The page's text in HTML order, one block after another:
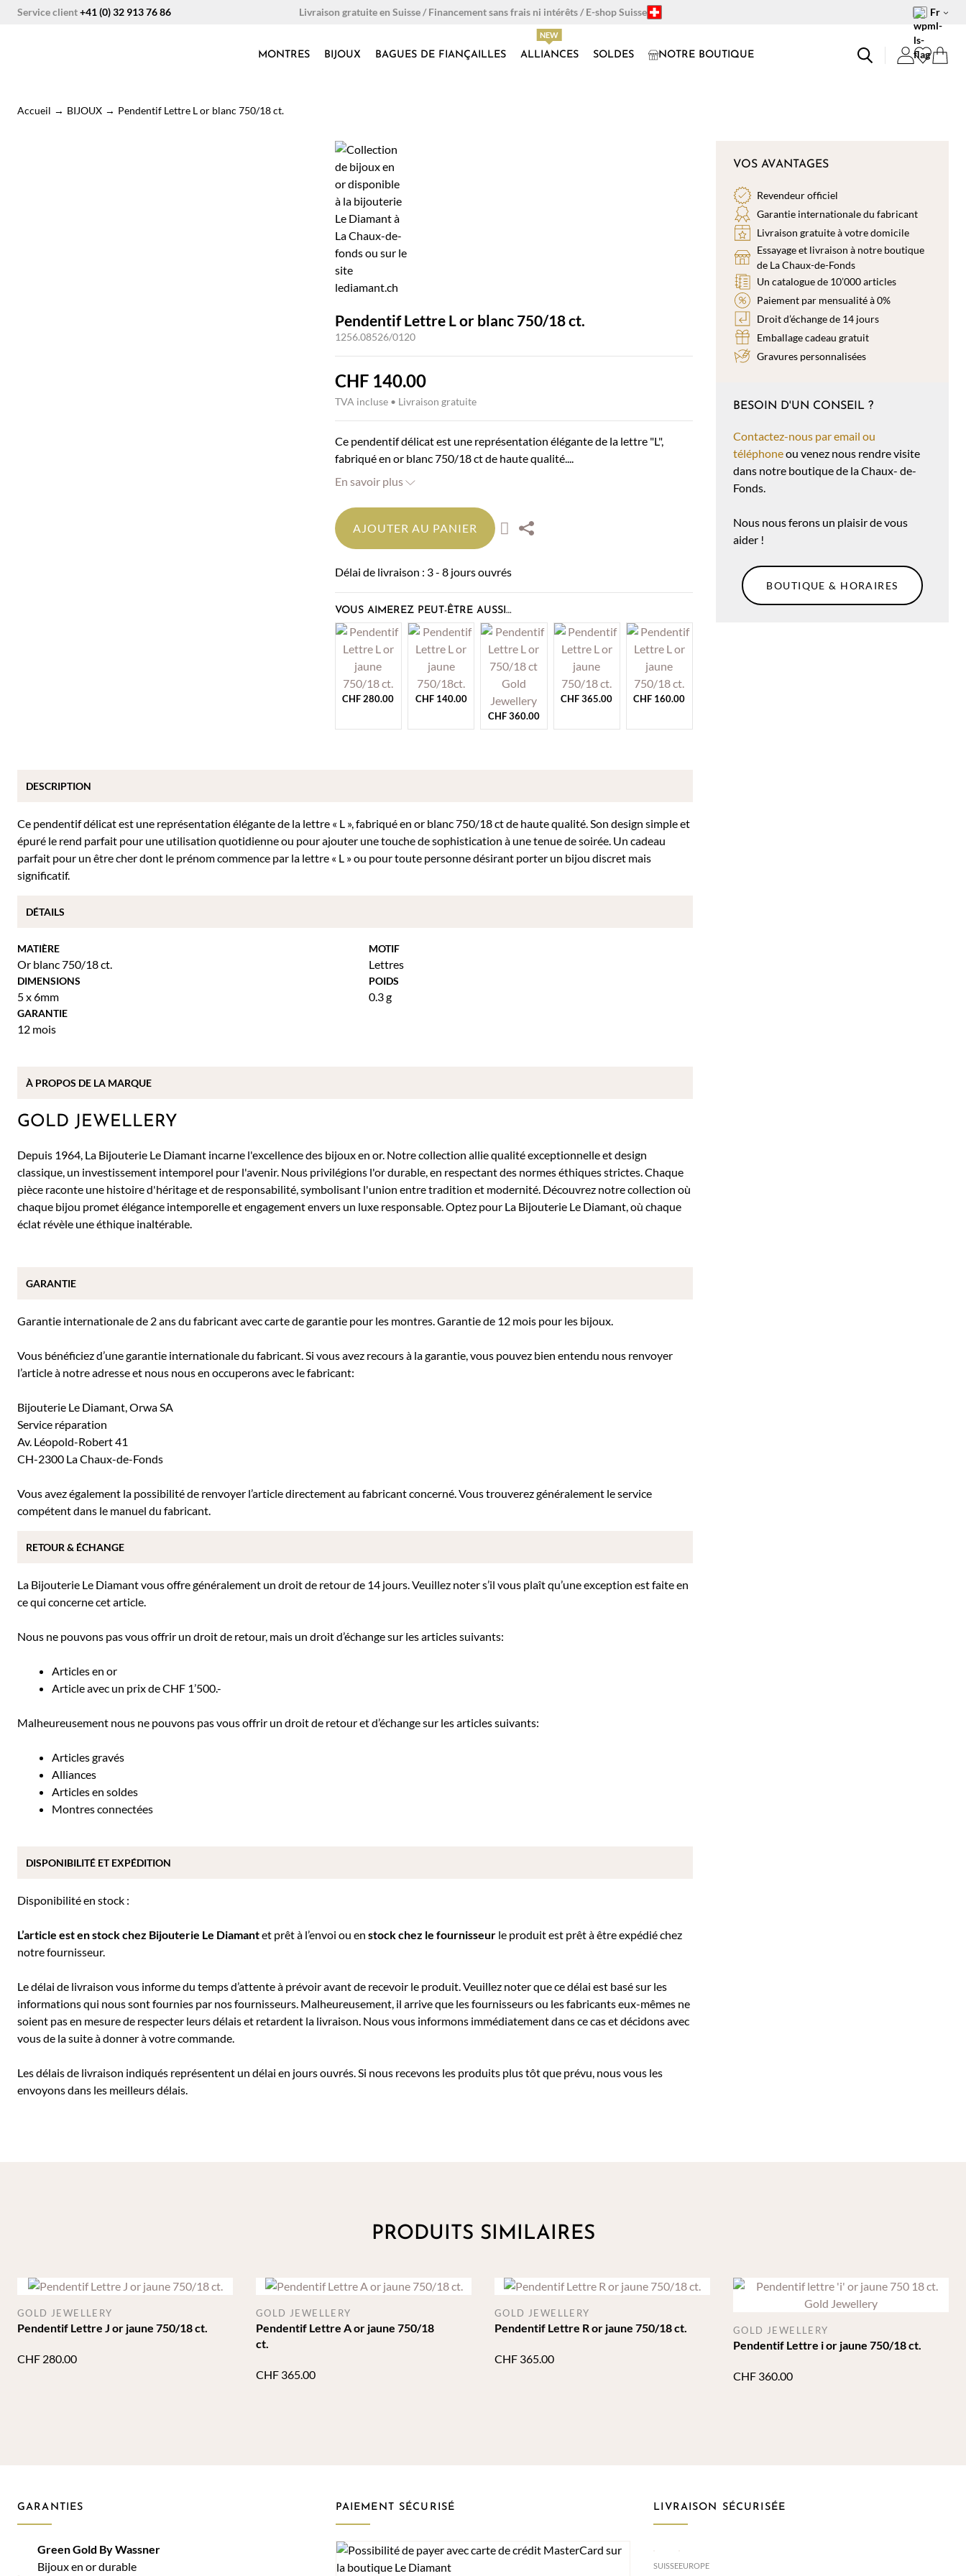
AllerService client+41 (0) 32 913 76 86 Livraison gratuite en Suisse / Financement sans frais ni intérêts / E-shop Suisse Fr
MONTRES BIJOUX BAGUES DE FIANÇAILLES ALLIANCES SOLDES NOTRE BOUTIQUE
Accueil → BIJOUX → Pendentif Lettre L or blanc 750/18 ct.
Pendentif Lettre L or blanc 750/18 ct.
1256.08526/0120
CHF140.00
TVA incluse • Livraison gratuite
Ce pendentif délicat est une représentation élégante de la lettre "L",
fabriqué en or blanc 750/18 ct de haute qualité....
En savoir plus
AJOUTER AU PANIER
Délai de livraison : 3 - 8 jours ouvrés
VOUS AIMEREZ PEUT-ÊTRE AUSSI…
CHF280.00 CHF140.00
CHF360.00
CHF365.00 CHF 160.00
Ce pendentif délicat est une représentation élégante de la lettre « L », fabriqué en or blanc 750/18 ct de haute qualité. Son design simple et
épuré le rend parfait pour une utilisation quotidienne ou pour ajouter une touche de sophistication à une tenue de soirée. Un cadeau
parfait pour un être cher dont le prénom commence par la lettre « L » ou pour toute personne désirant porter un bijou discret mais
significatif.
MATIÈRE
Or blanc 750/18 ct.
MOTIF
Lettres
DIMENSIONS
5 x 6mm
POIDS
0.3 g
GARANTIE
12 mois
GOLD JEWELLERY
Depuis 1964, La Bijouterie Le Diamant incarne l'excellence des bijoux en or. Notre collection allie qualité exceptionnelle et design
classique, un investissement intemporel pour l'avenir. Nous privilégions l'or durable, en respectant des normes éthiques strictes. Chaque
pièce raconte une histoire d'héritage et de responsabilité, symbolisant l'union entre tradition et modernité. Découvrez notre collection où
chaque bijou promet élégance intemporelle et engagement envers un luxe responsable. Optez pour La Bijouterie Le Diamant, où chaque
éclat révèle une éthique inaltérable.
Garantie internationale de 2 ans du fabricant avec carte de garantie pour les montres. Garantie de 12 mois pour les bijoux.
Vous bénéficiez d’une garantie internationale du fabricant. Si vous avez recours à la garantie, vous pouvez bien entendu nous renvoyer
l’article à notre adresse et nous nous en occuperons avec le fabricant:
Bijouterie Le Diamant, Orwa SA
Service réparation
Av. Léopold-Robert 41
CH-2300 La Chaux-de-Fonds
Vous avez également la possibilité de renvoyer l’article directement au fabricant concerné. Vous trouverez généralement le service
compétent dans le manuel du fabricant.
La Bijouterie Le Diamant vous offre généralement un droit de retour de 14 jours. Veuillez noter s’il vous plaît qu’une exception est faite en
ce qui concerne cet article.
Nous ne pouvons pas vous offrir un droit de retour, mais un droit d’échange sur les articles suivants:
Articles en or
Article avec un prix de CHF 1’500.-
Malheureusement nous ne pouvons pas vous offrir un droit de retour et d’échange sur les articles suivants:
Articles gravés
Alliances
Articles en soldes
Montres connectées
Disponibilité en stock :
L’article est en stock chez Bijouterie Le Diamantet prêt à l’envoi ou en stock chez le fournisseur le produit est prêt à être expédié chez
notre fournisseur.
Le délai de livraison vous informe du temps d’attente à prévoir avant de recevoir le produit. Veuillez noter que ce délai est basé sur les
informations qui nous sont fournies par nos fournisseurs. Malheureusement, il arrive que les fournisseurs ou les fabricants eux-mêmes ne
soient pas en mesure de respecter leurs délais et retardent la livraison. Nous vous informons immédiatement dans ce cas et décidons avec
vous de la suite à donner à votre commande.
Les délais de livraison indiqués représentent un délai en jours ouvrés. Si nous recevons les produits plus tôt que prévu, nous vous les
envoyons dans les meilleurs délais.
DESCRIPTION
DÉTAILS
À PROPOS DE LA MARQUE
GARANTIE
RETOUR & ÉCHANGE
DISPONIBILITÉ ET EXPÉDITION
VOS AVANTAGES
Revendeur officiel
Garantie internationale du fabricant
Livraison gratuite à votre domicile
Essayage et livraison à notre boutique
de La Chaux-de-Fonds
Un catalogue de 10’000 articles
Paiement par mensualité à 0%
Droit d’échange de 14 jours
Emballage cadeau gratuit
Gravures personnalisées
BESOIN D'UN CONSEIL ?
Contactez-nous par email ou
téléphoneou venez nous rendre visite
dans notre boutique de la Chaux- de-
Fonds.
Nous nous ferons un plaisir de vous
aider !
BOUTIQUE & HORAIRES
PRODUITS SIMILAIRES
Pendentif Lettre J or jaune 750/18 ct.
GOLD JEWELLERY
CHF 280.00
Pendentif Lettre A or jaune 750/18
ct.
GOLD JEWELLERY
CHF 365.00
Pendentif Lettre R or jaune 750/18 ct.
GOLD JEWELLERY
CHF 365.00
Pendentif Lettre i or jaune 750/18 ct.
GOLD JEWELLERY
CHF 360.00
GARANTIES
Green Gold By Wassner
Bijoux en or durable
PAIEMENT SÉCURISÉ LIVRAISON SÉCURISÉE
SUISSEEUROPE